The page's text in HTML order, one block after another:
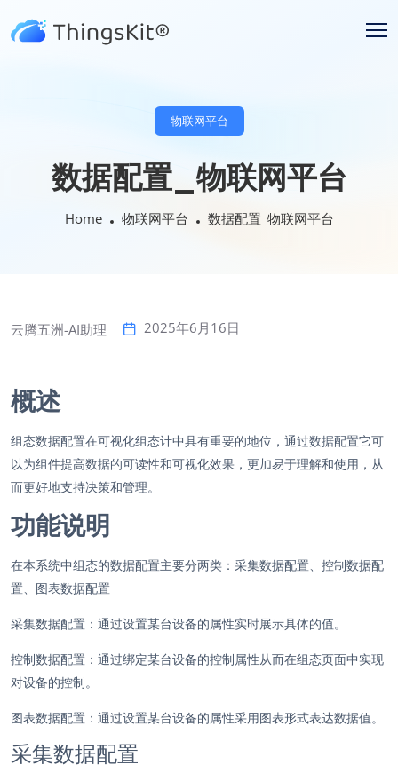
物联网平台
数据配置_物联网平台
Home 物联网平台 数据配置_物联网平台
云腾五洲-AI助理 2025年6月16日
概述
组态数据配置在可视化组态计中具有重要的地位，通过数据配置它可
以为组件提高数据的可读性和可视化效果，更加易于理解和使用，从
而更好地支持决策和管理。
功能说明
在本系统中组态的数据配置主要分两类：采集数据配置、控制数据配
置、图表数据配置
采集数据配置：通过设置某台设备的属性实时展示具体的值。
控制数据配置：通过绑定某台设备的控制属性从而在组态页面中实现
对设备的控制。
图表数据配置：通过设置某台设备的属性采用图表形式表达数据值。
采集数据配置